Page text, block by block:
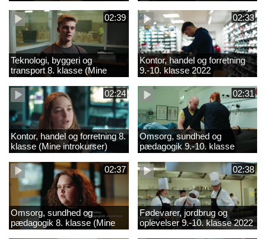
02:39
Teknologi, byggeri og
transport 8. klasse (Mine
introkurser) 2022
02:33
Kontor, handel og forretning
9.-10. klasse 2022
02:24
Kontor, handel og forretning 8.
klasse (Mine introkurser)
2022
02:31
Omsorg, sundhed og
pædagogik 9.-10. klasse
2022
02:37
Omsorg, sundhed og
pædagogik 8. klasse (Mine
introkurser) 2022
02:38
Fødevarer, jordbrug og
oplevelser 9.-10. klasse 2022